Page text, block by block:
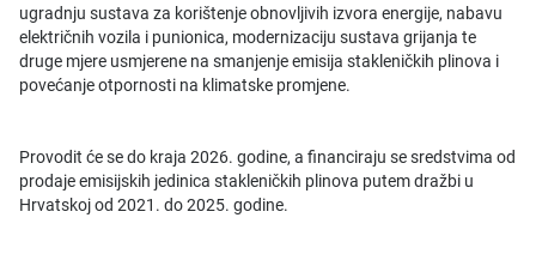
ugradnju sustava za korištenje obnovljivih izvora energije, nabavu
električnih vozila i punionica, modernizaciju sustava grijanja te
druge mjere usmjerene na smanjenje emisija stakleničkih plinova i
povećanje otpornosti na klimatske promjene.
Provodit će se do kraja 2026. godine, a financiraju se sredstvima od
prodaje emisijskih jedinica stakleničkih plinova putem dražbi u
Hrvatskoj od 2021. do 2025. godine.